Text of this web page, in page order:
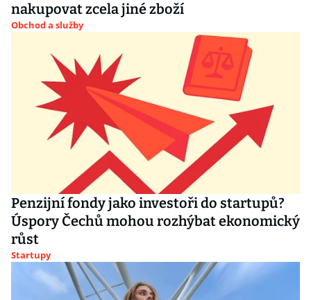
nakupovat zcela jiné zboží
Obchod a služby
Penzijní fondy jako investoři do startupů?
Úspory Čechů mohou rozhýbat ekonomický
růst
Startupy